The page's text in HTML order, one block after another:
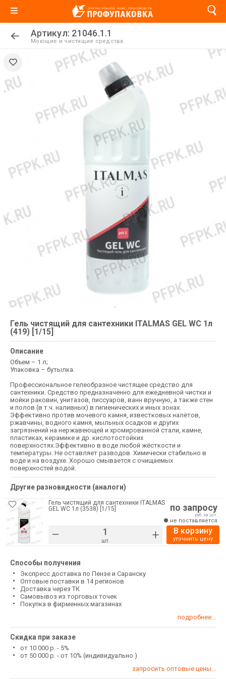
Артикул: 21046.1.1
Моющие и чистящие средства
Гель чистящий для сантехники ITALMAS GEL WC 1л
(419) [1/15]
Описание
Объем – 1 л;
Упаковка – бутылка.
Профессиональное гелеобразное чистящее средство для
сантехники. Средство предназначенно для ежедневной чистки и
мойки раковин, унитазов, писсуаров, ванн вручную, а также стен
и полов (в т.ч. наливных) в гигиенических и иных зонах.
Эффективно против мочевого камня, известковых налётов,
ржавчины, водного камня, мыльных осадков и других
загрязнений на нержавеющей и хромированной стали, камне,
пластиках, керамике и др. кислотостойких
поверхностях.Эффективно в воде любой жёсткости и
температуры. Не оставляет разводов. Химически стабильно в
воде и на воздухе. Хорошо смывается с очищаемых
поверхностей водой.
Другие разновидности (аналоги)
Гель чистящий для сантехники ITALMAS
GEL WC 1л (3538) [1/15]
– шт. +
по запросу
руб. за шт.
не поставляется
В корзину
уточнить цену
Способы получения
Экспресс доставка по Пензе и Саранску
Оптовые поставки в 14 регионов
Доставка через ТК
Самовывоз из торговых точек
Покупка в фирменных магазинах
подробнее...
Скидка при заказе
от 10 000 р. - 5%
от 50 000 р. - от 10% (индивидуально )
запросить оптовые цены...